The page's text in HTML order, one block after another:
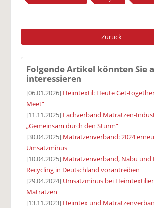
Zurück
Folgende Artikel könnten Sie
interessieren
[06.01.2026] Heimtextil: Heute Get-together
Meet“
[11.11.2025] Fachverband Matratzen-
„Gemeinsam durch den Sturm“
[30.04.2025] Matratzenverband: 2024
Umsatzminus
[10.04.2025] Matratzenverband, Nabu und
Recycling in Deutschland vorantreiben
[29.04.2024] Umsatzminus bei
Matratzen
[13.11.2023] Heimtex und